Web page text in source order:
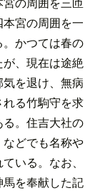
本宮の周囲を一
かつては春の
、現在は途絶
を退け、無病
る竹駒守を求
。住吉大社の
どでも名称や
いる。なお、
を奉献した記